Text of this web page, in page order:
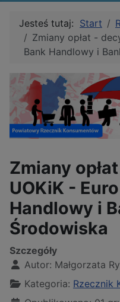
Jesteś tutaj: Start
Zmiany opłat -
Bank Handlowy i
Zmiany
UOKiK -
Handlowy i
Środowiska
Szczegóły
Autor: Małgorzata
Kategoria: Rzecznik